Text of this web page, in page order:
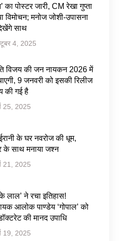
का पोस्टर जारी, CM रेखा गुप्ता
विमोचन; मनोज जोशी-उपासना
साथ
4, 2025
विजय की जन नायकन 2026 में
9 जनवरी को इसकी रिलीज
की गई है
25, 2025
के घर नवरोज की धूम,
के साथ मनाया जश्न
21, 2025
के लाल’ ने रचा इतिहास!
आलोक पाण्डेय ‘गोपाल’ को
की मानद उपाधि
19, 2025